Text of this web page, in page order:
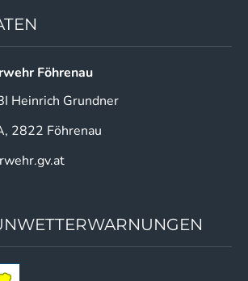
Föhrenau
Heinrich Grundner
2822 Föhrenau